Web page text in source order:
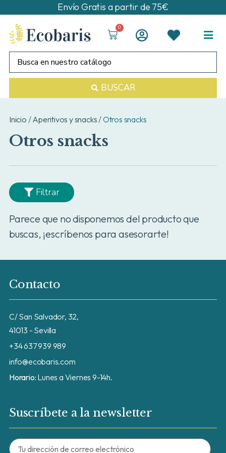
Envío Gratis a partir de 75€
0
BUSCAR
Inicio /Aperitivos y snacks/ Otros snacks
Otros snacks
Filtrar
Parece que no disponemos del producto que
buscas, ¡escríbenos para asesorarte!
Contacto
C/ San Salvador, 32,
41013 - Sevilla
+34 637 939 989
info@ecobaris.com
Horario: Lunes a Viernes 9-14h.
Suscríbete a la newsletter